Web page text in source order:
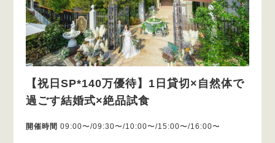
【祝日SP*140万優待】1日貸切×自然体で
過ごす結婚式×絶品試食
開催時間 09:00〜/09:30〜/10:00〜/15:00〜/16:00〜